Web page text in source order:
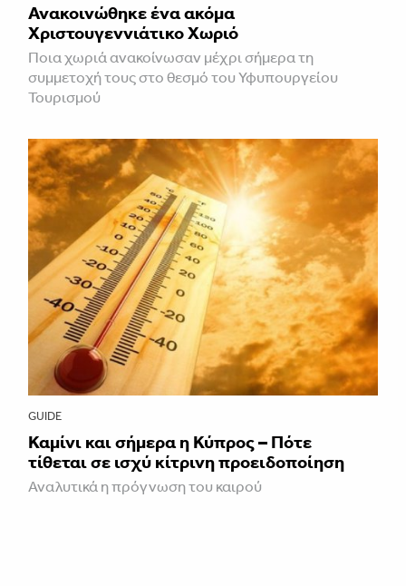
Ανακοινώθηκε ένα ακόμα
Χριστουγεννιάτικο Χωριό
Ποια χωριά ανακοίνωσαν μέχρι σήμερα τη
συμμετοχή τους στο θεσμό του Υφυπουργείου
Τουρισμού
GUIDE
Καμίνι και σήμερα η Κύπρος – Πότε
τίθεται σε ισχύ κίτρινη προειδοποίηση
Αναλυτικά η πρόγνωση του καιρού